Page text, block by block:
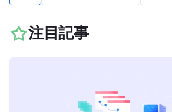
注目記事